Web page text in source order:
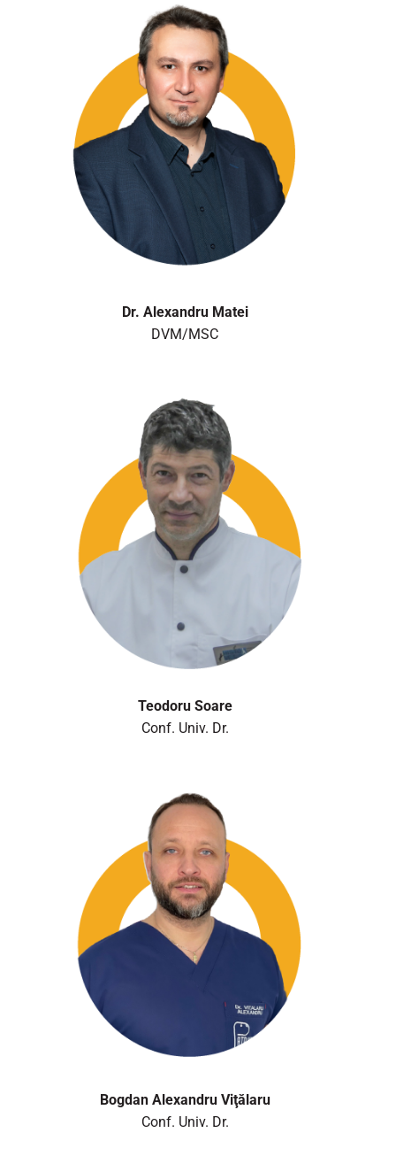
Dr. Alexandru Matei
DVM/MSC
Teodoru Soare
Conf. Univ. Dr.
Bogdan Alexandru Viţălaru
Conf. Univ. Dr.